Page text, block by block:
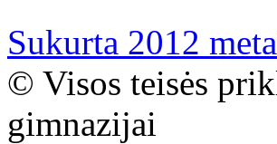
Sukurta 2012
© Visos teisės
gimnazijai